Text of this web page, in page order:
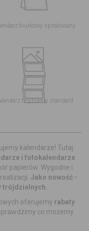
biurkowy spiralowany
trójdzielny standard
kalendarze! Tutaj
i fotokalendarze
papierów. Wygodne i
Jako nowość -
oferujemy rabaty
co możemy